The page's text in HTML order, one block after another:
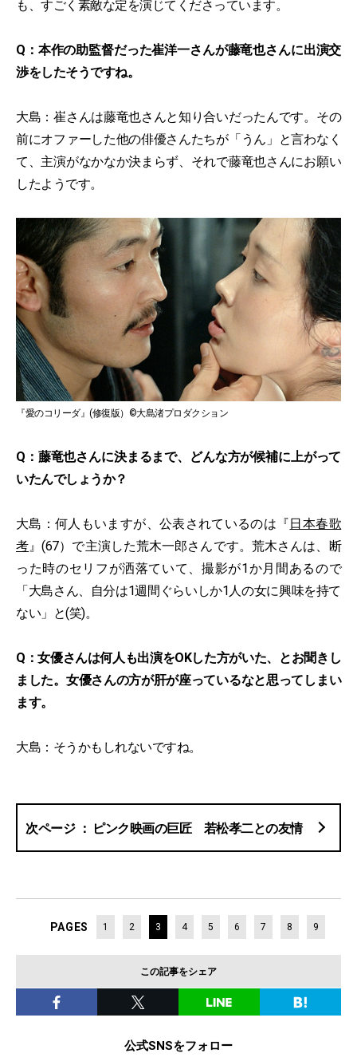
も、すごく素敵な定を演じてくださっています。
Q：本作の助監督だった崔洋一さんが藤竜也さんに出演交
渉をしたそうですね。
大島：崔さんは藤竜也さんと知り合いだったんです。その
前にオファーした他の俳優さんたちが「うん」と言わなく
て、主演がなかなか決まらず、それで藤竜也さんにお願い
したようです。
『愛のコリーダ』(修復版）©大島渚プロダクション
Q：藤竜也さんに決まるまで、どんな方が候補に上がって
いたんでしょうか？
大島：何人もいますが、公表されているのは『日本春歌
考 』(67）で主演した荒木一郎さんです。荒木さんは、断
った時のセリフが洒落ていて、撮影が1か月間あるので
「大島さん、自分は1週間ぐらいしか1人の女に興味を持て
ない」と(笑)。
Q：女優さんは何人も出演をOKした方がいた、とお聞きし
ました。女優さんの方が肝が座っているなと思ってしまい
ます。
大島：そうかもしれないですね。
ピンク映画の巨匠 若松孝二との友情
PAGES 1 2 3 4 5 6 7 8 9
この記事をシェア
公式SNSをフォロー